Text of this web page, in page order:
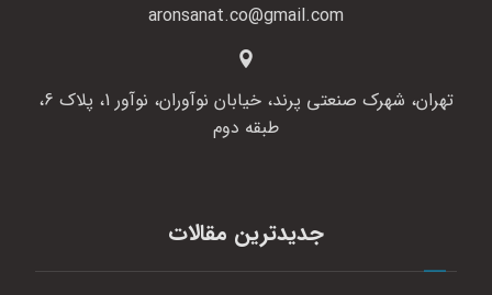
aronsanat.co@gmail.com
تهران، شهرک صنعتی پرند، خیابان نوآوران، نوآور 1، پلاک 6،
طبقه دوم
جدیدترین مقالات